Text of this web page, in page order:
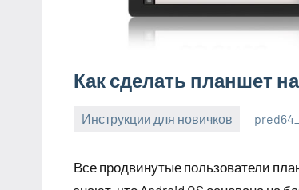
Как сделать планшет
Инструкции для новичков
2023
Все продвинутые пользователи